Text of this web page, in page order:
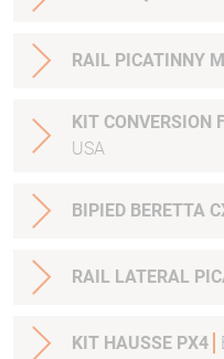
RAIL PICATINNY
KIT
USA
BIPIED BERETTA
RAIL LATERAL
KIT HAUSSE PX4